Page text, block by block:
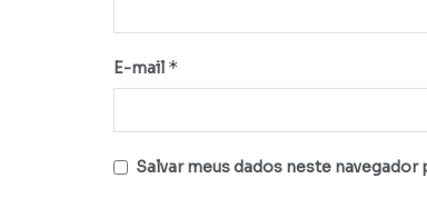
E-mail *
Salvar meus dados neste navegador